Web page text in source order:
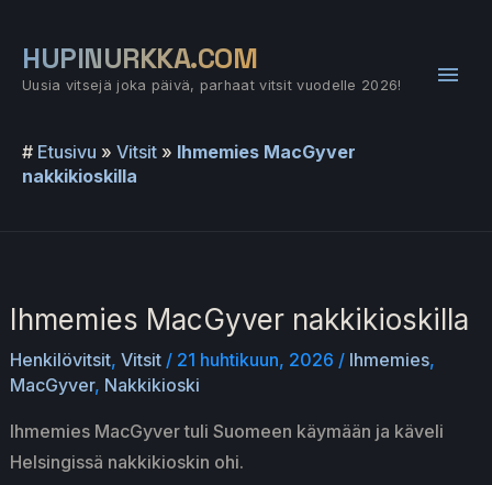
sisältöön
HUPINURKKA.COM
Uusia vitsejä joka päivä, parhaat vitsit vuodelle 2026!
# Etusivu » Vitsit » Ihmemies MacGyver
nakkikioskilla
Ihmemies MacGyver nakkikioskilla
Henkilövitsit, Vitsit/ 21 huhtikuun, 2026 / Ihmemies,
MacGyver, Nakkikioski
Ihmemies MacGyver tuli Suomeen käymään ja käveli
Helsingissä nakkikioskin ohi.